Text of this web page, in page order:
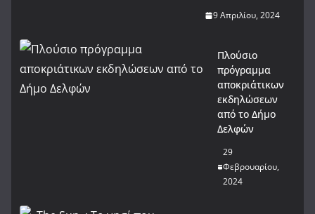
9 Απριλίου, 2024
Πλούσιο
πρόγραμμα
αποκριάτικων
εκδηλώσεων
από το Δήμο
Δελφών
29
Φεβρουαρίου,
2024